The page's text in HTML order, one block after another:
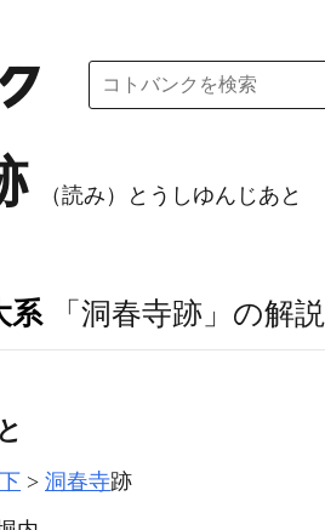
（読み）とうしゆんじあと
系 「洞春寺跡」の解説
洞春寺跡